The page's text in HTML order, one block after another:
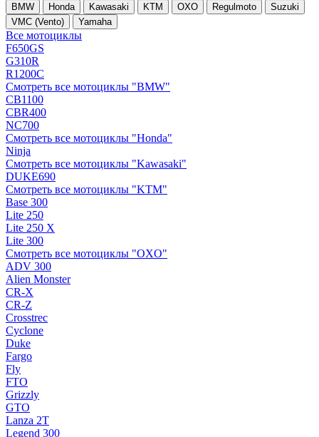
BMW Honda Kawasaki KTM OXO Regulmoto
Suzuki
VMC (Vento)
Yamaha
Все мотоциклы
F650GS
G310R
R1200C
Смотреть все мотоциклы "BMW"
CB1100
CBR400
NC700
Смотреть все мотоциклы "Honda"
Ninja
Смотреть все мотоциклы "Kawasaki"
DUKE690
Смотреть все мотоциклы "KTM"
Base 300
Lite 250
Lite 250 X
Lite 300
Смотреть все мотоциклы "OXO"
ADV 300
Alien Monster
CR-X
CR-Z
Crosstrec
Cyclone
Duke
Fargo
Fly
FTO
Grizzly
GTO
Lanza 2T
Legend 300